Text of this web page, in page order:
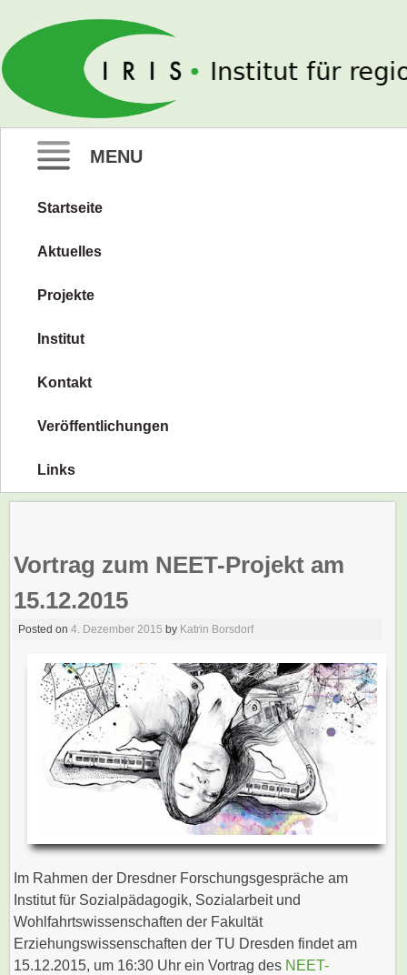
IRIS e. V.
MENU
Zum
springen
Startseite
Aktuelles
Projekte
Institut
Kontakt
Veröffentlichungen
Links
Vortrag zum NEET-Projekt am
15.12.2015
Posted on4. Dezember 2015 by Katrin Borsdorf
Im Rahmen der Dresdner Forschungsgespräche am
Institut für Sozialpädagogik, Sozialarbeit und
Wohlfahrtswissenschaften der Fakultät
Erziehungswissenschaften der TU Dresden findet am
15.12.2015, um 16:30 Uhr ein Vortrag des NEET-